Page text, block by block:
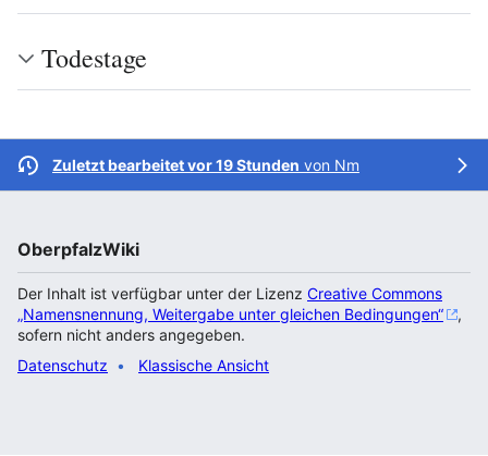
Todestage
Zuletzt bearbeitet vor 19 Stunden von Nm
OberpfalzWiki
Der Inhalt ist verfügbar unter der Lizenz Creative Commons
„Namensnennung, Weitergabe unter gleichen Bedingungen“
,
sofern nicht anders angegeben.
Datenschutz
Klassische Ansicht